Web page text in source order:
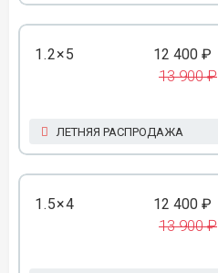
1.2×5 12 400 ₽
13 900 ₽
ЛЕТНЯЯ РАСПРОДАЖА
1.5×4 12 400 ₽
13 900 ₽